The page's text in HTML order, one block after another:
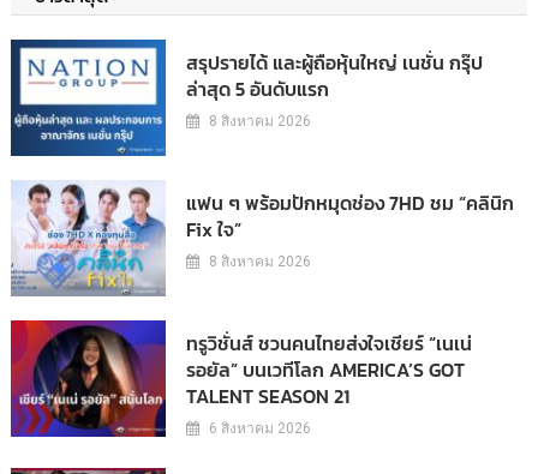
สรุปรายได้ และผู้ถือหุ้นใหญ่ เนชั่น กรุ๊ป
ล่าสุด 5 อันดับแรก
8 สิงหาคม 2026
แฟน ๆ พร้อมปักหมุดช่อง 7HD ชม “คลินิก
Fix ใจ”
8 สิงหาคม 2026
ทรูวิชั่นส์ ชวนคนไทยส่งใจเชียร์ “เนเน่
รอยัล” บนเวทีโลก AMERICA’S GOT
TALENT SEASON 21
6 สิงหาคม 2026